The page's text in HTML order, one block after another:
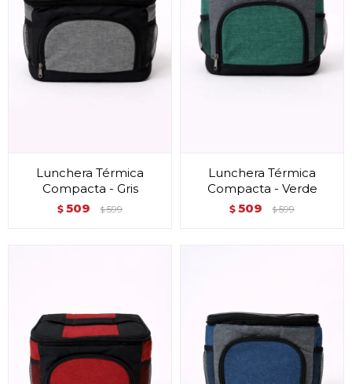
Lunchera Térmica
Compacta - Gris
$ 509 $ 599
Lunchera Térmica
Compacta - Verde
$ 509 $ 599